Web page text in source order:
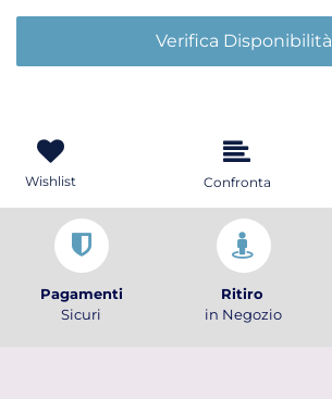
Verifica Disponibilità
Wishlist Confronta
Pagamenti
Sicuri
Ritiro
in Negozio